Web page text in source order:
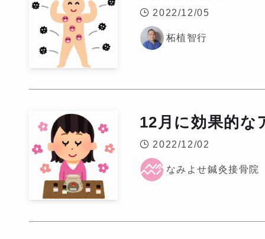
2022/12/05
柘植智行
12月に効果的な
2022/12/02
なみよせ鍼灸接骨院